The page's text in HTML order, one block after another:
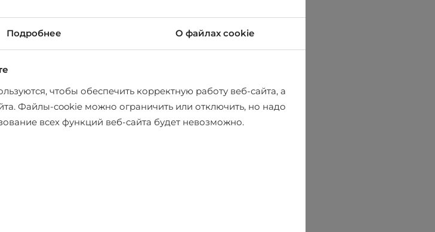
Подробнее О файлах cookie
чтобы обеспечить корректную работу веб-сайта, а
Файлы-cookie можно ограничить или отключить, но надо
всех функций веб-сайта будет невозможно.